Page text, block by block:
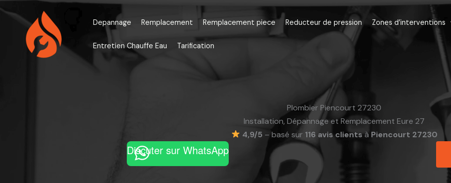
Aller
contenu
Depannage Remplacement Remplacement piece Reducteur de pression Zones d’interventions
Entretien Chauffe Eau Tarification
Plombier Piencourt 27230
Installation, Dépannage et Remplacement Eure 27
4,9/5 – basé sur 116 avis clientsà Piencourt 27230
Discuter sur WhatsApp